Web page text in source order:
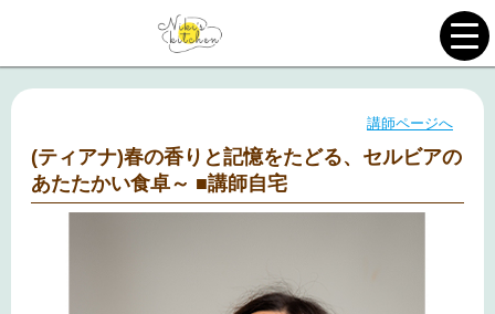
講師ページへ
(ティアナ)春の香りと記憶をたどる、セルビアの
あたたかい食卓～ ■講師自宅